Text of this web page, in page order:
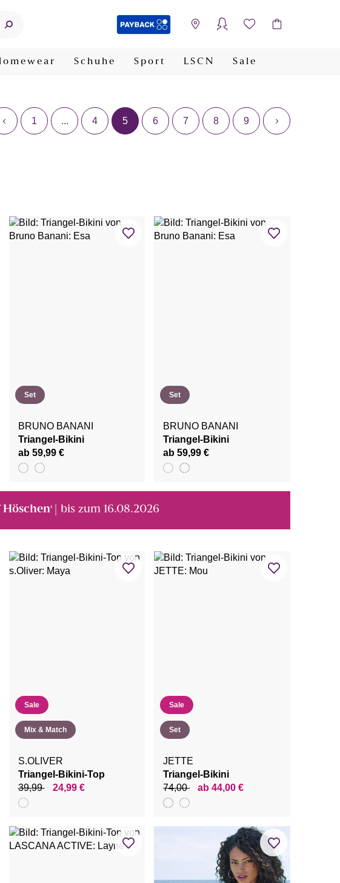
Schuhe Sport LSCN Sale
1 ... 4 5 6 7 8 9
Set
BRUNO BANANI
Triangel-Bikini
ab 59,99 €
Set
BRUNO BANANI
Triangel-Bikini
ab 59,99 €
¹ | bis zum 16.08.2026
Sale
Mix & Match
S.OLIVER
Triangel-Bikini-Top
39,99
24,99 €
Sale
Set
JETTE
Triangel-Bikini
74,00
ab 44,00 €